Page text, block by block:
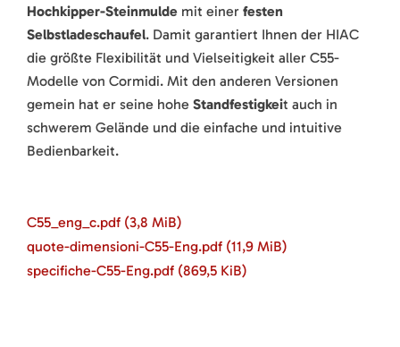
Hochkipper-Steinmulde mit einer festen
Selbstladeschaufel. Damit garantiert Ihnen der HIAC
die größte Flexibilität und Vielseitigkeit aller C55-
Modelle von Cormidi. Mit den anderen Versionen
gemein hat er seine hohe Standfestigkeit auch in
schwerem Gelände und die einfache und intuitive
Bedienbarkeit.
C55_eng_c.pdf (3,8 MiB)
quote-dimensioni-C55-Eng.pdf (11,9 MiB)
specifiche-C55-Eng.pdf (869,5 KiB)